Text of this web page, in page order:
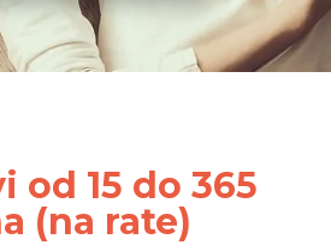
od 15 do 365
(na rate)